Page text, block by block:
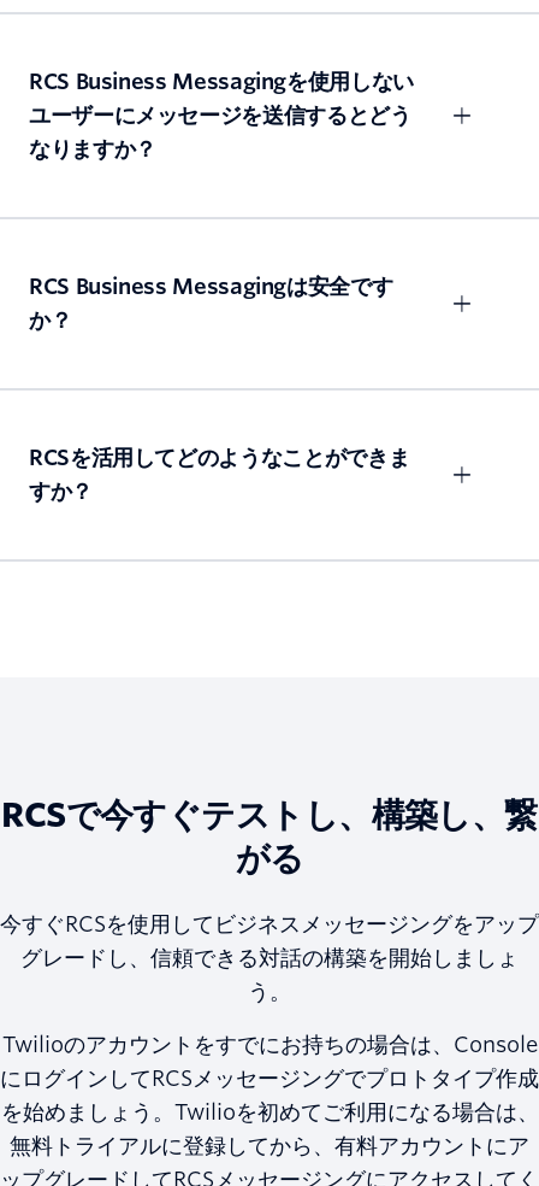
RCS Business Messagingを使用しない
ユーザーにメッセージを送信するとどう
なりますか？
RCS Business Messagingは安全です
か？
RCSを活用してどのようなことができま
すか？
RCSで今すぐテストし、構築し、繋
がる
今すぐRCSを使用してビジネスメッセージングをアップ
グレードし、信頼できる対話の構築を開始しましょ
う。
Twilioのアカウントをすでにお持ちの場合は、Console
にログインしてRCSメッセージングでプロトタイプ作成
を始めましょう。Twilioを初めてご利用になる場合は、
無料トライアルに登録してから、有料アカウントにア
ップグレードしてRCSメッセージングにアクセスしてく